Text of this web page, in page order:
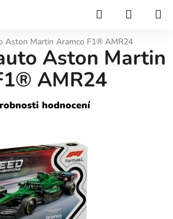
Hledat
Aston Martin Aramco F1® AMR24
Aston Martin
AMR24
hodnocení